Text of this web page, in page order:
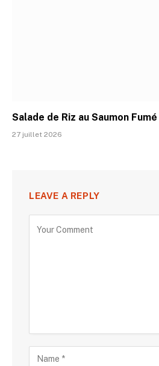
Salade de Riz au Saumon
27 juillet 2026
LEAVE A REPLY